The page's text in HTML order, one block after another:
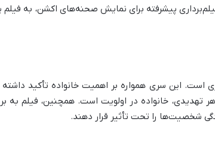
پیشرفته برای نمایش صحنه‌های اکشن، به
است. این سری همواره بر اهمیت خانواده تأکید
خانواده در اولویت است. همچنین، فیلم به
شخصیت‌ها را تحت تأثیر قرار دهند.